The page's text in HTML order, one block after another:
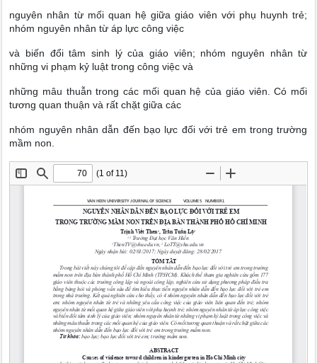
nguyên nhân từ mối quan hệ giữa giáo viên với phụ huynh trẻ;
nhóm nguyên nhân từ áp lực công việc
và biến đổi tâm sinh lý của giáo viên; nhóm nguyên nhân từ
những vi phạm kỷ luật trong công việc và
những mâu thuẫn trong các mối quan hệ của giáo viên. Có mối
tương quan thuận và rất chặt giữa các
nhóm nguyên nhân dẫn đến bạo lực đối với trẻ em trong trường
mầm non.